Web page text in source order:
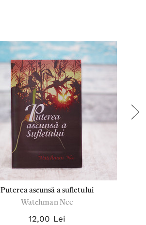
Puterea ascunsă a sufletului
Watchman Nee
12,00 Lei